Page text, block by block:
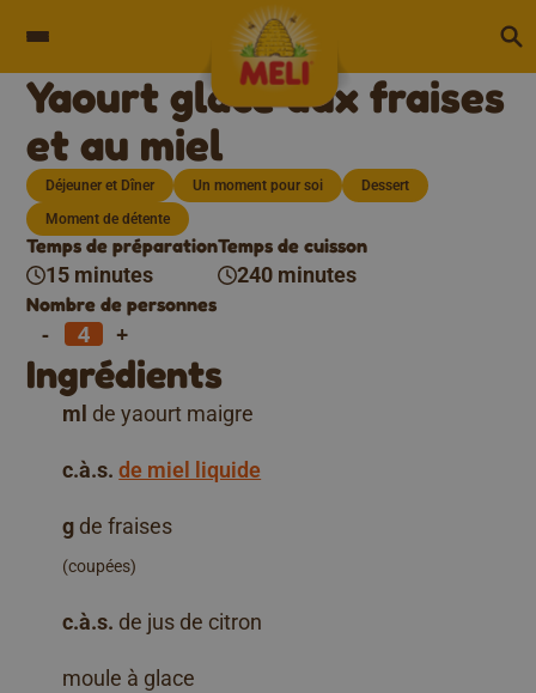
Yaourt glacé aux fraises
et au miel
Déjeuner et Dîner Un moment pour soi
Dessert
Moment de détente
Temps de préparation
15 minutes
Temps de cuisson
240 minutes
Nombre de personnes
- +
Ingrédients
ml de yaourt maigre
c.à.s. de miel liquide
g de fraises
(coupées)
c.à.s. de jus de citron
moule à glace